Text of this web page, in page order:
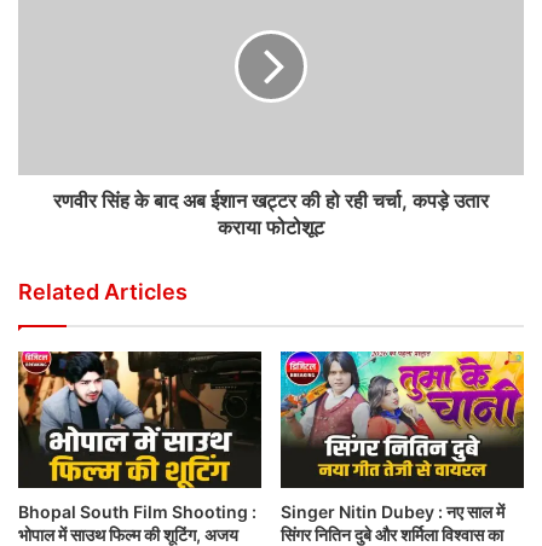
रणवीर सिंह के बाद अब ईशान खट्टर की हो रही चर्चा, कपड़े उतार
कराया फोटोशूट
Related Articles
Bhopal South Film Shooting :
भोपाल में साउथ फिल्म की शूटिंग, अजय
Singer Nitin Dubey : नए साल में
सिंगर नितिन दुबे और शर्मिला विश्वास का